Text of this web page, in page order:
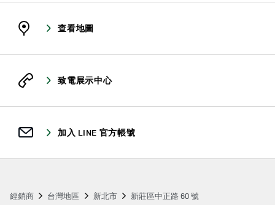
查看地圖
致電展示中心
加入 LINE 官方帳號
經銷商 台灣地區 新北市 新莊區中正路 60 號